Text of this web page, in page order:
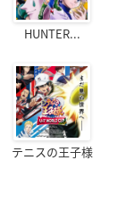
HUNTER...
テニスの王子様